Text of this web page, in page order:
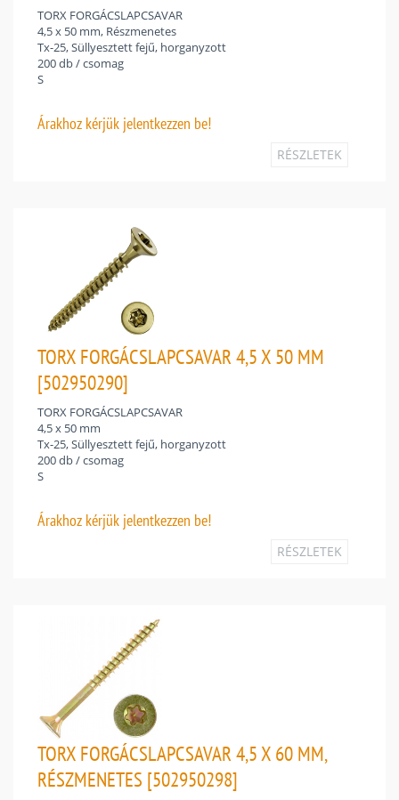
TORX FORGÁCSLAPCSAVAR
4,5 x 50 mm, Részmenetes
Tx-25, Süllyesztett fejű, horganyzott
200 db / csomag
S
Árakhoz kérjük jelentkezzen be!
RÉSZLETEK
TORX FORGÁCSLAPCSAVAR 4,5 X 50 MM
[502950290]
TORX FORGÁCSLAPCSAVAR
4,5 x 50 mm
Tx-25, Süllyesztett fejű, horganyzott
200 db / csomag
S
Árakhoz kérjük jelentkezzen be!
RÉSZLETEK
TORX FORGÁCSLAPCSAVAR 4,5 X 60 MM,
RÉSZMENETES [502950298]